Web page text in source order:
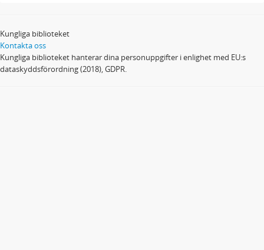
Kungliga biblioteket
Kontakta oss
Kungliga biblioteket hanterar dina personuppgifter i enlighet med EU:s
dataskyddsförordning (2018), GDPR.